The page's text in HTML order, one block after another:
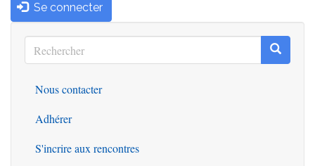
Se connecter
Rechercher
Rechercher
Outils
Nous contacter
Adhérer
S'incrire aux rencontres